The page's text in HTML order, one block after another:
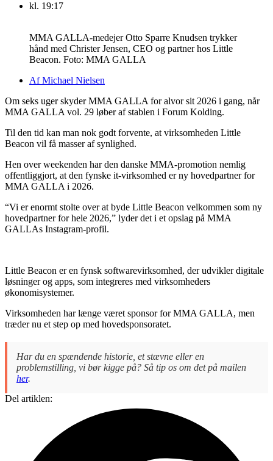
kl. 19:17
MMA GALLA-medejer Otto Sparre Knudsen trykker
hånd med Christer Jensen, CEO og partner hos Little
Beacon. Foto: MMA GALLA
AfMichael Nielsen
Om seks uger skyder MMA GALLA for alvor sit 2026 i gang, når
MMA GALLA vol. 29 løber af stablen i Forum Kolding.
Til den tid kan man nok godt forvente, at virksomheden Little
Beacon vil få masser af synlighed.
Hen over weekenden har den danske MMA-promotion nemlig
offentliggjort, at den fynske it-virksomhed er ny hovedpartner for
MMA GALLA i 2026.
“Vi er enormt stolte over at byde Little Beacon velkommen som ny
hovedpartner for hele 2026,” lyder det i et opslag på MMA
GALLAs Instagram-profil.
Little Beacon er en fynsk softwarevirksomhed, der udvikler digitale
løsninger og apps, som integreres med virksomheders
økonomisystemer.
Virksomheden har længe været sponsor for MMA GALLA, men
træder nu et step op med hovedsponsoratet.
Har du en spændende historie, et stævne eller en
problemstilling, vi bør kigge på? Så tip os om det på mailen
her.
Del artiklen: